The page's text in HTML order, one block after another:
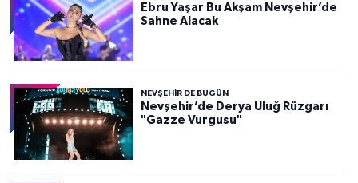
Ebru Yaşar Bu Akşam Nevşehir’de
Sahne Alacak
NEVŞEHIR DE BUGÜN
Nevşehir’de Derya Uluğ Rüzgarı
"Gazze Vurgusu"